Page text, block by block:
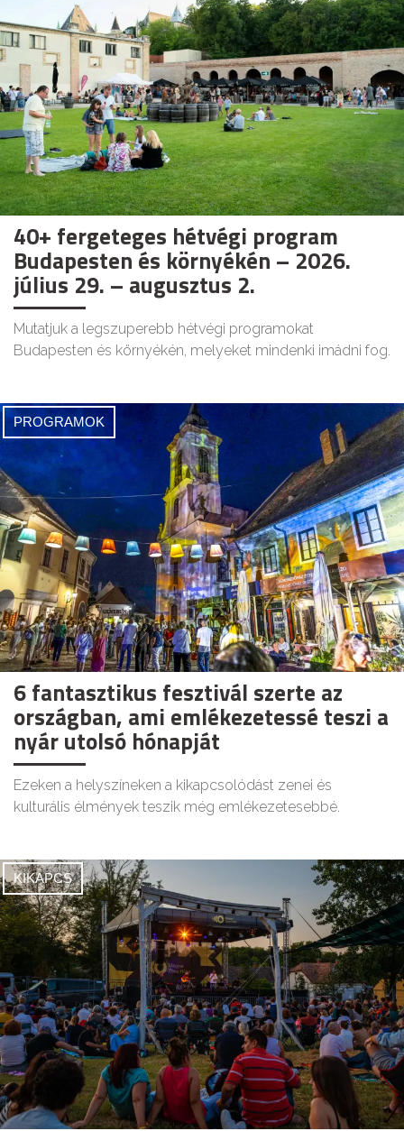
40+ fergeteges hétvégi program
Budapesten és környékén – 2026.
július 29. – augusztus 2.
Mutatjuk a legszuperebb hétvégi programokat
Budapesten és környékén, melyeket mindenki imádni fog.
PROGRAMOK
6 fantasztikus fesztivál szerte az
országban, ami emlékezetessé teszi a
nyár utolsó hónapját
Ezeken a helyszíneken a kikapcsolódást zenei és
kulturális élmények teszik még emlékezetesebbé.
KIKAPCS